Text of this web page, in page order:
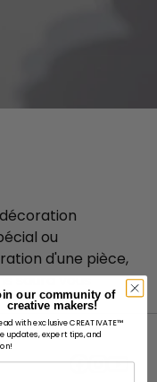
ou
d'une pièce,
saura vous
our community of
creative makers!
with exclusive CREATIVATE™
updates, expert tips, and